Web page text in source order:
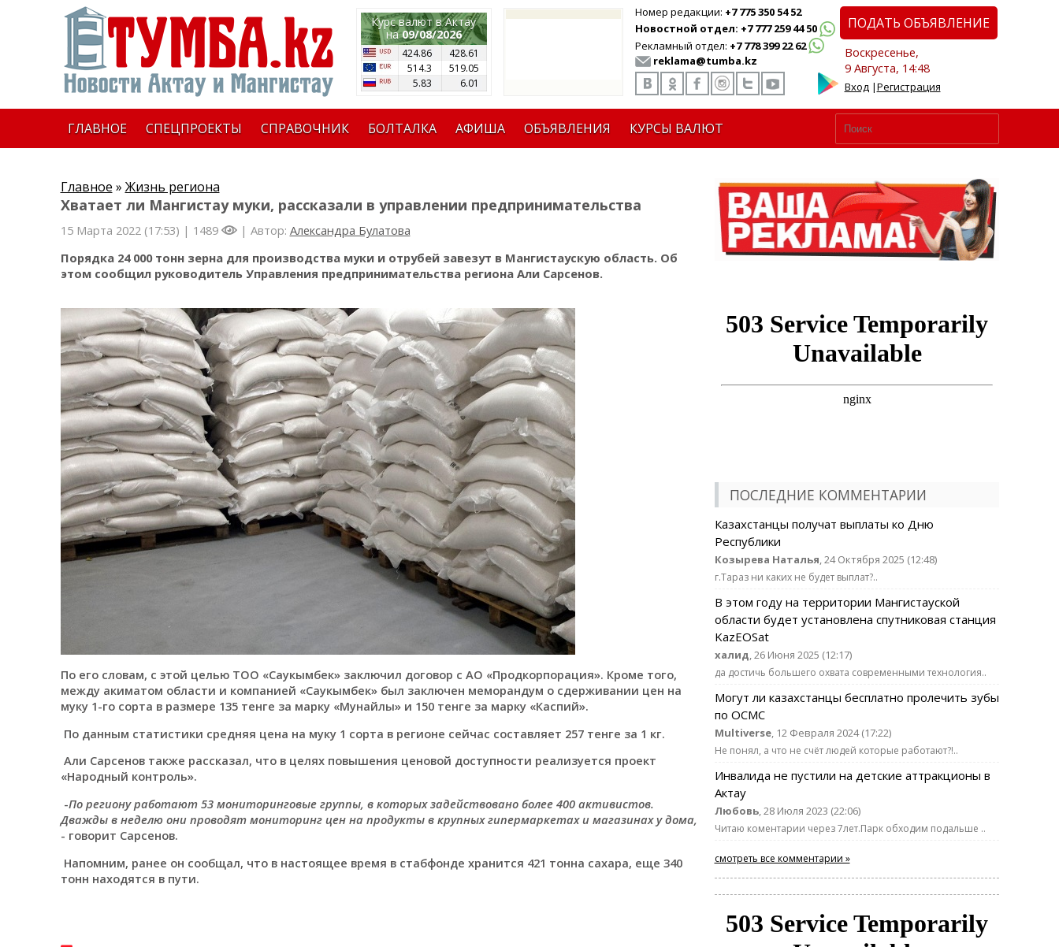
Курс валют в Актау
на09/08/2026
424.86
428.61
514.3
519.05
5.83
6.01
Номер редакции: +7 775 350 54 52
Новостной отдел: +7 777 259 44 50
Рекламный отдел: +7 778 399 22 62
reklama@tumba.kz
ПОДАТЬ ОБЪЯВЛЕНИЕ
Воскресенье,
9 Августа, 14:48
Вход|Регистрация
ГЛАВНОЕ СПЕЦПРОЕКТЫ СПРАВОЧНИК БОЛТАЛКА АФИША ОБЪЯВЛЕНИЯ КУРСЫ ВАЛЮТ
Главное » Жизнь региона
Хватает ли Мангистау муки, рассказали в управлении предпринимательства
15 Марта 2022 (17:53) | 1489 | Автор: Александра Булатова
Порядка 24 000 тонн зерна для производства муки и отрубей завезут в Мангистаускую область. Об
этом сообщил руководитель Управления предпринимательства региона Али Сарсенов.
По его словам, с этой целью ТОО «Саукымбек» заключил договор с АО «Продкорпорация». Кроме того,
между акиматом области и компанией «Саукымбек» был заключен меморандум о сдерживании цен на
муку 1-го сорта в размере 135 тенге за марку «Мунайлы» и 150 тенге за марку «Каспий».
По данным статистики средняя цена на муку 1 сорта в регионе сейчас составляет 257 тенге за 1 кг.
Али Сарсенов также рассказал, что в целях повышения ценовой доступности реализуется проект
«Народный контроль».
-По региону работают 53 мониторинговые группы, в которых задействовано более 400 активистов.
Дважды в неделю они проводят мониторинг цен на продукты в крупных гипермаркетах и магазинах у дома,
- говорит Сарсенов.
Напомним, ранее он сообщал, что в настоящее время в стабфонде хранится 421 тонна сахара, еще 340
тонн находятся в пути.
ПОСЛЕДНИЕ КОММЕНТАРИИ
Казахстанцы получат выплаты ко Дню
Республики
Козырева Наталья, 24 Октября 2025 (12:48)
г.Тараз ни каких не будет выплат?..
В этом году на территории Мангистауской
области будет установлена спутниковая станция
KazEOSat
халид, 26 Июня 2025 (12:17)
да достичь большего охвата современными технология..
Могут ли казахстанцы бесплатно пролечить зубы
по ОСМС
Multiverse, 12 Февраля 2024 (17:22)
Не понял, а что не счёт людей которые работают?!..
Инвалида не пустили на детские аттракционы в
Актау
Любовь, 28 Июля 2023 (22:06)
Читаю коментарии через 7лет.Парк обходим подальше ..
смотреть все комментарии »